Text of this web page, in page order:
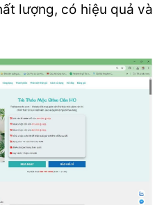
lượng, có hiệu quả và